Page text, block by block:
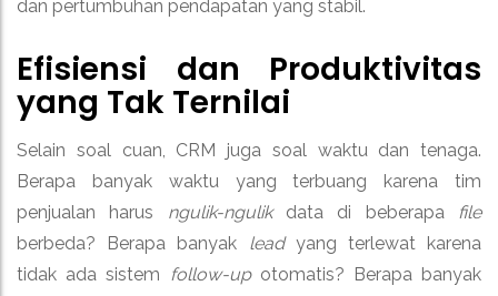
dan pertumbuhan pendapatan yang stabil.
Efisiensi dan Produktivitas
yang Tak Ternilai
Selain soal cuan, CRM juga soal waktu dan tenaga.
Berapa banyak waktu yang terbuang karena tim
penjualan harus ngulik-ngulikdata di beberapa file
berbeda? Berapa banyak leadyang terlewat karena
tidak ada sistem follow-upotomatis? Berapa banyak